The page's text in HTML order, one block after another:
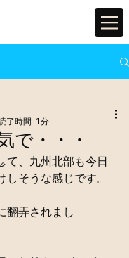
で・・・
了時間: 1分
て、九州北部も今日
しそうな感じです。
翻弄されまし